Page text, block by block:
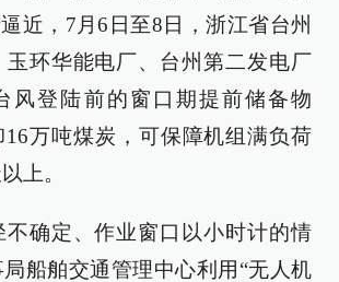
近，7月6日至8日，浙江省台州
玉环华能电厂、台州第二发电厂
风登陆前的窗口期提前储备物
16万吨煤炭，可保障机组满负荷
上。
不确定、作业窗口以小时计的情
船舶交通管理中心利用“无人机